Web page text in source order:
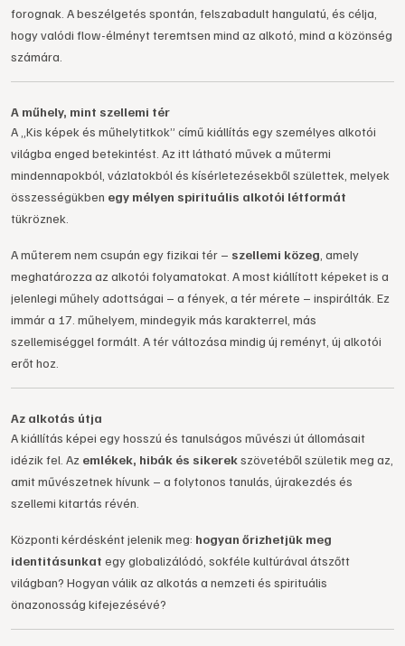
forognak. A beszélgetés spontán, felszabadult hangulatú, és célja,
hogy valódi flow-élményt teremtsen mind az alkotó, mind a közönség
számára.
A műhely, mint szellemi tér
A „Kis képek és műhelytitkok” című kiállítás egy személyes alkotói
világba enged betekintést. Az itt látható művek a műtermi
mindennapokból, vázlatokból és kísérletezésekből születtek, melyek
összességükben egy mélyen spirituális alkotói létformát
tükröznek.
A műterem nem csupán egy fizikai tér – szellemi közeg , amely
meghatározza az alkotói folyamatokat. A most kiállított képeket is a
jelenlegi műhely adottságai – a fények, a tér mérete – inspirálták. Ez
immár a 17. műhelyem, mindegyik más karakterrel, más
szellemiséggel formált. A tér változása mindig új reményt, új alkotói
erőt hoz.
Az alkotás útja
A kiállítás képei egy hosszú és tanulságos művészi út állomásait
idézik fel. Az emlékek, hibák és sikerekszövetéből születik meg az,
amit művészetnek hívunk – a folytonos tanulás, újrakezdés és
szellemi kitartás révén.
Központi kérdésként jelenik meg: hogyan őrizhetjük meg
identitásunkat egy globalizálódó, sokféle kultúrával átszőtt
világban? Hogyan válik az alkotás a nemzeti és spirituális
önazonosság kifejezésévé?